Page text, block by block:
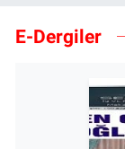
E-Dergiler